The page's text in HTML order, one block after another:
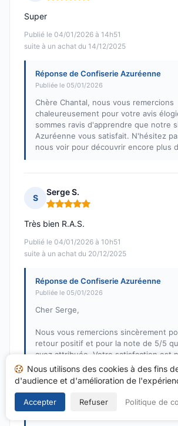
Publié le 04/01/2026 à 14h51
suite à un achat du 14/12/2025
Super
Réponse de Confiserie Azuréenne
Publiée le 05/01/2026
Chère Chantal, nous vous remercions
chaleureusement pour votre avis
sommes ravis d'apprendre que notre
Azuréenne vous satisfait. N'hésitez
nous voir pour découvrir encore plus
S
Serge S.
Note : 5 sur 5
Publié le 04/01/2026 à 10h51
suite à un achat du 20/12/2025
Très bien R.A.S.
Réponse de Confiserie Azuréenne
Publiée le 05/01/2026
Cher Serge,
Nous vous remercions sincèrement
retour positif et pour la note de 5/5
avez attribuée. Votre satisfaction est
et nous sommes ravis de savoir que
expérience avec la Confiserie
hauteur de vos attentes. N'hésitez pas
nous voir, nous serons toujours
accueillir.
Nous utilisons des cookies à des fins
d'audience et d'amélioration de
Accepter Refuser Politique de